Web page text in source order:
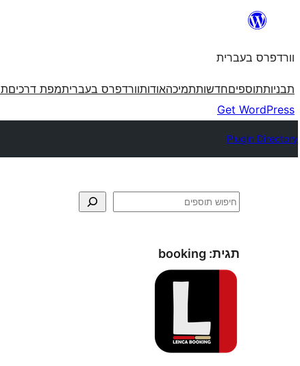
וורדפרס בעברית
תבניותתוספיםחדשותתמיכהאודותוורדפרס בעבריתמפת דרכים
Get WordPress
Plugin Directory
חיפוש
תגית: booking